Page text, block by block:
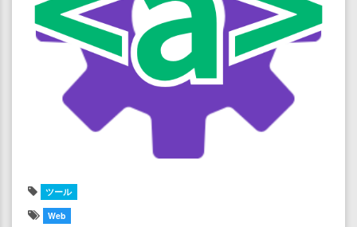
ツール
Web